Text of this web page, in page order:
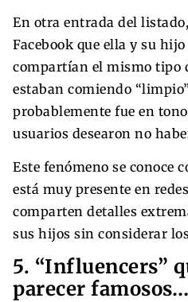
En otra entrada del
Facebook que ella y su
compartían el mismo tipo
estaban comiendo
probablemente fue en
usuarios desearon no
Este fenómeno se conoce
está muy presente en
comparten detalles
sus hijos sin considerar
5. “Influencers”
parecer